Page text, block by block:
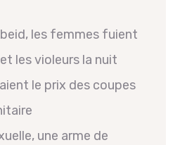
les femmes fuient
les violeurs la nuit
le prix des coupes
une arme de